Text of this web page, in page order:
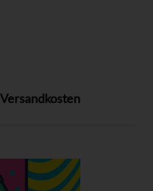
Versandkosten